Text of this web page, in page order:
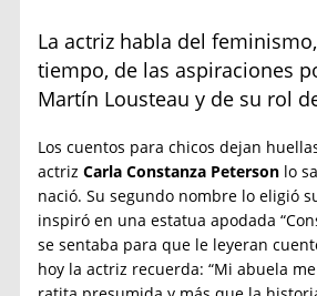
La actriz habla del
tiempo, de las aspiraciones
Martín Lousteau y de su rol
Los cuentos para chicos dejan
actrizCarla Constanza Peterson lo
nació. Su segundo nombre lo eligió
inspiró en una estatua apodada
se sentaba para que le leyeran
hoy la actriz recuerda: “Mi abuela